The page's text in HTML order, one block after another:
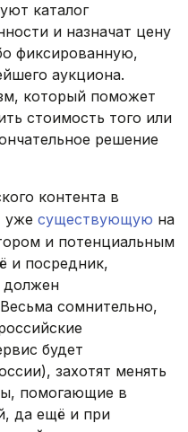
каталог
и назначат цену
фиксированную,
аукциона.
который поможет
стоимость того или
решение
контента в
уже существующую на
и потенциальным
и посредник,
должен
сомнительно,
будет
захотят менять
помогающие в
да ещё и при